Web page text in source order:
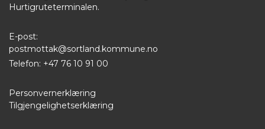
Hurtigruteterminalen.
E-post:
postmottak@sortland.kommune.no
Telefon: +47 76 10 91 00
Personvernerklæring
Tilgjengelighetserklæring